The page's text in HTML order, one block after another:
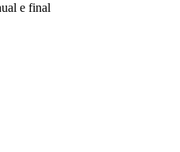
e final